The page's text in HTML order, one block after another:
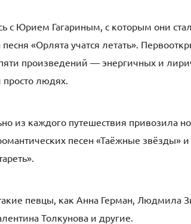
с Юрием Гагариным, с которым они
«Орлята учатся летать».
произведений — энергичных и
просто людях.
из каждого путешествия привозила
песен «Таёжные звёзды»
певцы, как Анна Герман, Людмила
Толкунова и другие.